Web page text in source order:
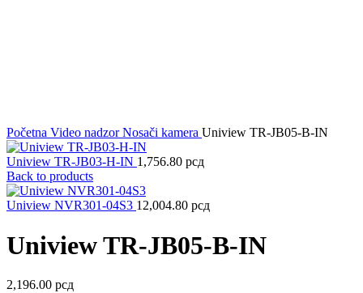
Početna Video nadzorNosači kamera Uniview TR-JB05-B-IN
Uniview TR-JB03-H-IN 1,756.80 рсд
Back to products
Uniview NVR301-04S3 12,004.80 рсд
Uniview TR-JB05-B-IN
2,196.00 рсд